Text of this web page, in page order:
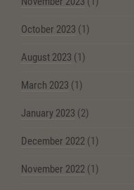
October 2023 (1)
August 2023 (1)
March 2023 (1)
January 2023 (2)
December 2022 (1)
November 2022 (1)